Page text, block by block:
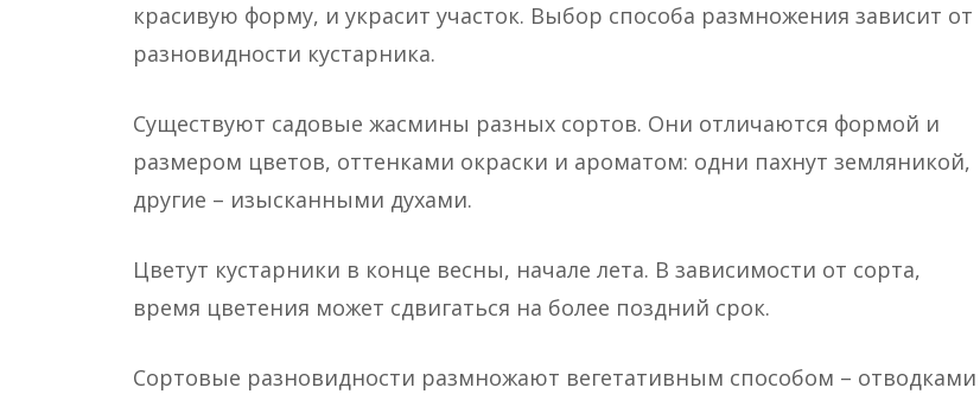
красивую форму, и украсит участок. Выбор способа размножения зависит от
разновидности кустарника.
Существуют садовые жасмины разных сортов. Они отличаются формой и
размером цветов, оттенками окраски и ароматом: одни пахнут земляникой,
другие – изысканными духами.
Цветут кустарники в конце весны, начале лета. В зависимости от сорта,
время цветения может сдвигаться на более поздний срок.
Сортовые разновидности размножают вегетативным способом – отводками